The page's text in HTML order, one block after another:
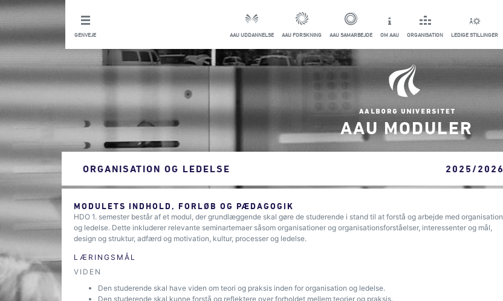
GENVEJE AAU UDDANNELSE AAU FORSKNING AAU SAMARBEJDE OM AAU ORGANISATION LEDIGE STILLINGER
AAU MODULER
ORGANISATION OG LEDELSE 2025/2026
MODULETS INDHOLD, FORLØB OG PÆDAGOGIK
HDO 1. semester består af et modul, der grundlæggende skal gøre de studerende i stand til at forstå og arbejde med organisation
og ledelse. Dette inkluderer relevante seminartemaer såsom organisationer og organisationsforståelser, interessenter og mål,
design og struktur, adfærd og motivation, kultur, processer og ledelse.
LÆRINGSMÅL
VIDEN
Den studerende skal have viden om teori og praksis inden for organisation og ledelse.
Den studerende skal kunne forstå og reflektere over forholdet mellem teorier og praksis.